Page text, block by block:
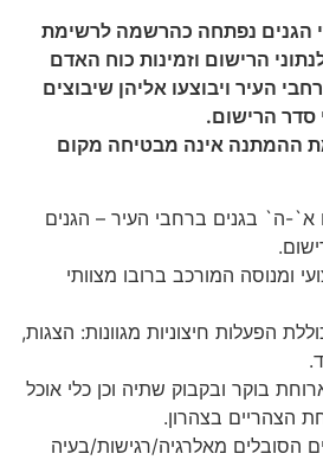
הגנים נפתחה כהרשמה לרשימת
הרישום וזמינות כוח האדם
העיר ויבוצעו אליהן שיבוצים
סדר הרישום.
ההמתנה אינה מבטיחה מקום
א`-ה` בגנים ברחבי העיר – הגנים
ומנוסה המורכב ברובו מצוותי
הפעלות חיצוניות מגוונות: הצגות,
בוקר ובקבוק שתיה וכן כלי אוכל
הצהריים בצהרון.
הסובלים מאלרגיה/רגישות/בעיה